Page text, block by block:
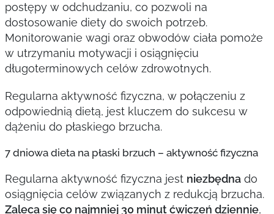
postępy w odchudzaniu, co pozwoli na
dostosowanie diety do swoich potrzeb.
Monitorowanie wagi oraz obwodów ciała pomoże
w utrzymaniu motywacji i osiągnięciu
długoterminowych celów zdrowotnych.
Regularna aktywność fizyczna, w połączeniu z
odpowiednią dietą, jest kluczem do sukcesu w
dążeniu do płaskiego brzucha.
7 dniowa dieta na płaski brzuch – aktywność fizyczna
Regularna aktywność fizyczna jest niezbędnado
osiągnięcia celów związanych z redukcją brzucha.
Zaleca się co najmniej 30 minut ćwiczeń dziennie,